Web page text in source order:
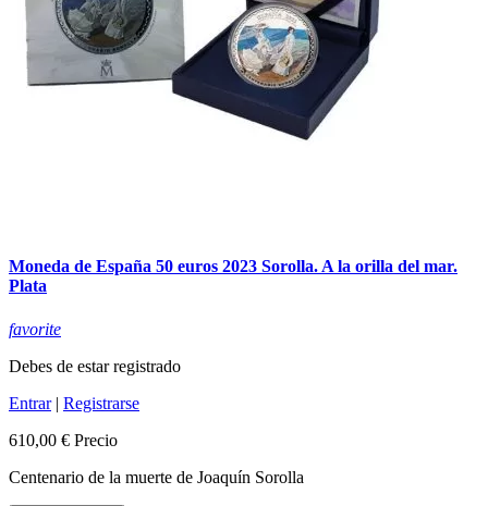
Moneda de España 50 euros 2023 Sorolla. A la orilla del mar.
Plata
favorite
Debes de estar registrado
Entrar| Registrarse
610,00 € Precio
Centenario de la muerte de Joaquín Sorolla